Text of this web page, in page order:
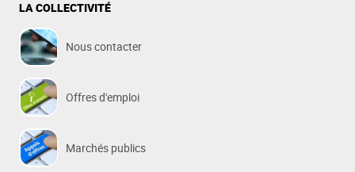
LA COLLECTIVITÉ
Nous contacter
Offres d'emploi
Marchés publics